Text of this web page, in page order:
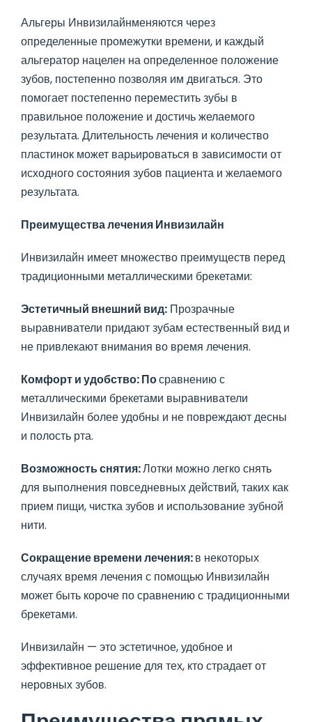
Альгеры Инвизилайнменяются через
определенные промежутки времени, и каждый
альгератор нацелен на определенное положение
зубов, постепенно позволяя им двигаться. Это
помогает постепенно переместить зубы в
правильное положение и достичь желаемого
результата. Длительность лечения и количество
пластинок может варьироваться в зависимости от
исходного состояния зубов пациента и желаемого
результата.
Преимущества лечения Инвизилайн
Инвизилайн имеет множество преимуществ перед
традиционными металлическими брекетами:
Эстетичный внешний вид: Прозрачные
выравниватели придают зубам естественный вид и
не привлекают внимания во время лечения.
Комфорт и удобство: Посравнению с
металлическими брекетами выравниватели
Инвизилайн более удобны и не повреждают десны
и полость рта.
Возможность снятия:Лотки можно легко снять
для выполнения повседневных действий, таких как
прием пищи, чистка зубов и использование зубной
нити.
Сокращение времени лечения:в некоторых
случаях время лечения с помощью Инвизилайн
может быть короче по сравнению с традиционными
брекетами.
Инвизилайн — это эстетичное, удобное и
эффективное решение для тех, кто страдает от
неровных зубов.